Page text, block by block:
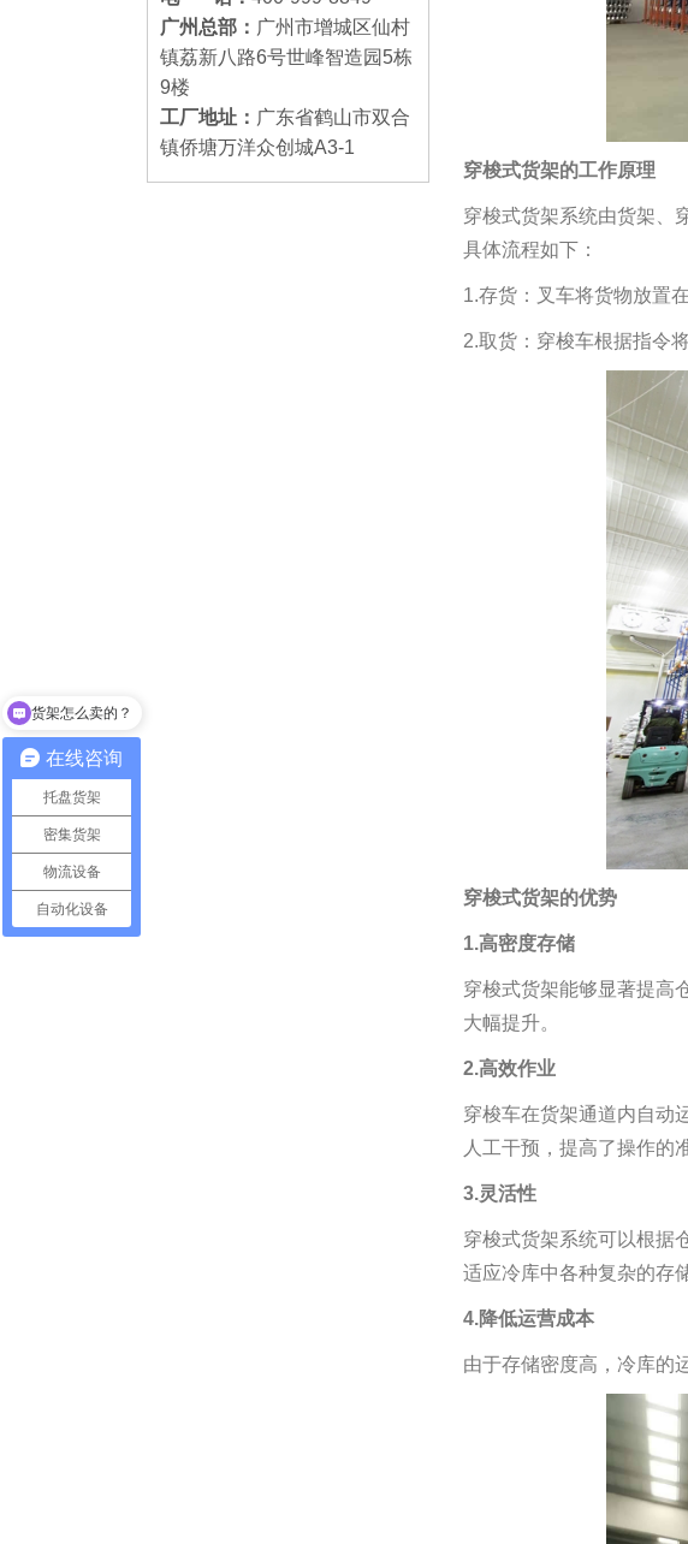
广州总部： 广州市增城区仙村
镇荔新八路6号世峰智造园5栋
9楼
工厂地址： 广东省鹤山市双合
镇侨塘万洋众创城A3-1
穿梭式货架的工作原理
穿梭式货架系统由货架、
具体流程如下：
1.存货：叉车将货物放置
2.取货：穿梭车根据指令
穿梭式货架的优势
1.高密度存储
穿梭式货架能够显著提高
大幅提升。
2.高效作业
穿梭车在货架通道内自动
人工干预，提高了操作的
3.灵活性
穿梭式货架系统可以根据
适应冷库中各种复杂的存
4.降低运营成本
由于存储密度高，冷库的
在线咨询
托盘货架
密集货架
物流设备
自动化设备
你们的货架支持定制吗？